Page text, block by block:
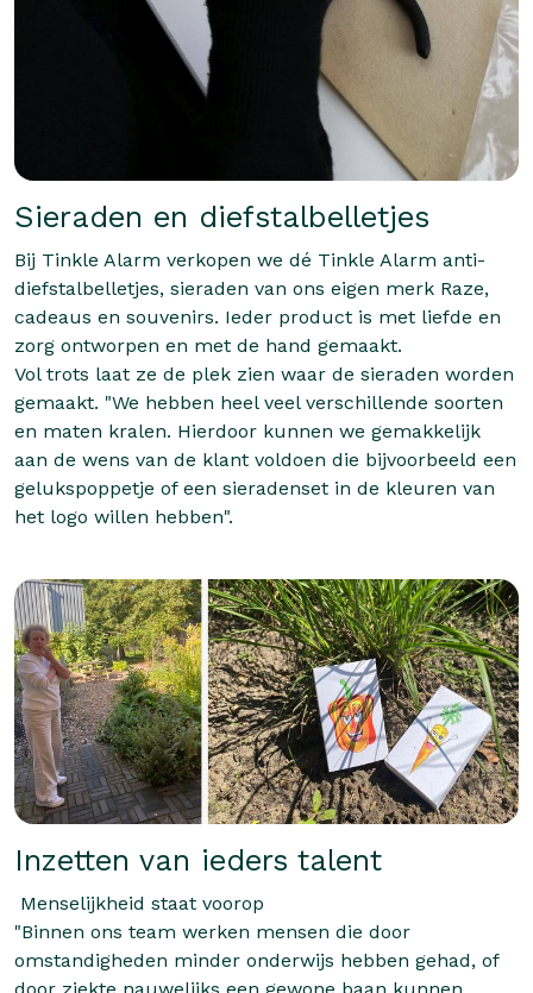
Sieraden en diefstalbelletjes
Bij Tinkle Alarm verkopen we dé Tinkle Alarm anti-
diefstalbelletjes, sieraden van ons eigen merk Raze,
cadeaus en souvenirs. Ieder product is met liefde en
zorg ontworpen en met de hand gemaakt.
Vol trots laat ze de plek zien waar de sieraden worden
gemaakt. "We hebben heel veel verschillende soorten
en maten kralen. Hierdoor kunnen we gemakkelijk
aan de wens van de klant voldoen die bijvoorbeeld een
gelukspoppetje of een sieradenset in de kleuren van
het logo willen hebben".
Inzetten van ieders talent
Menselijkheid staat voorop
"Binnen ons team werken mensen die door
omstandigheden minder onderwijs hebben gehad, of